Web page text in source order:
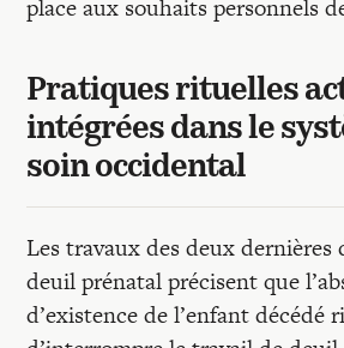
place aux souhaits personnels
Pratiques rituelles
intégrées dans le
soin occidental
Les travaux des deux dernières
deuil prénatal précisent que
d’existence de l’enfant décédé